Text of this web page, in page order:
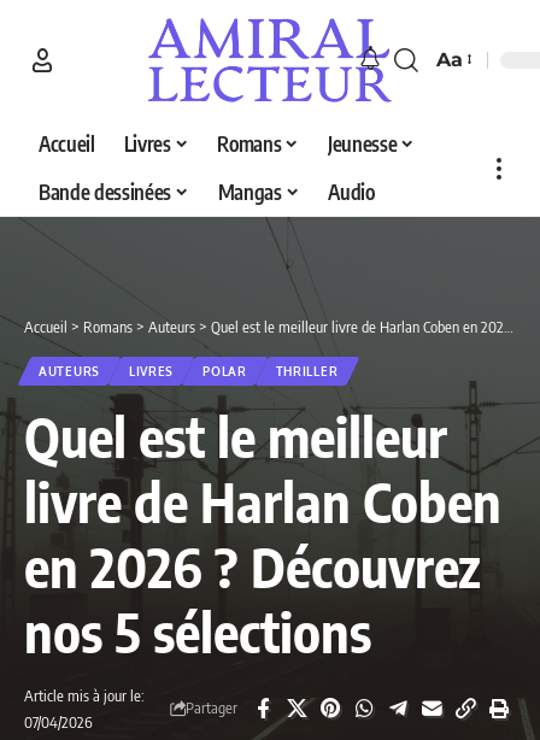
Aa
Accueil Livres Romans
Jeunesse
Bande dessinées
Mangas Audio
Accueil > Romans > Auteurs > Quel est le meilleur livre de Harlan Coben en 2026 ? Découvrez nos 5 sélections
AUTEURS LIVRES POLAR THRILLER
Quel est le meilleur
livre de Harlan Coben
en 2026 ? Découvrez
nos 5 sélections
Article mis à jour le:
07/04/2026
Partager